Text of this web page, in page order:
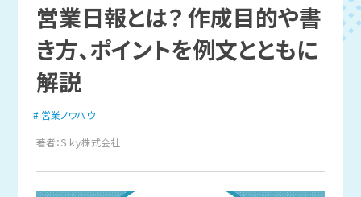
営業日報とは？ 作成目的や書
き方、ポイントを例文とともに
解説
営業ノウハウ
著者：Ｓｋｙ株式会社